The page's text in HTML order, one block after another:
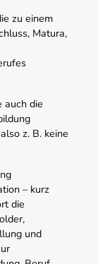
zu einem
Matura,
auch die
z. B. keine
– kurz
die
und